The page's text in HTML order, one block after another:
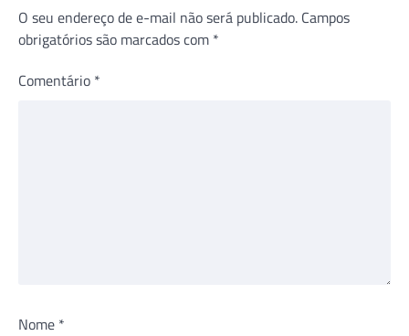
O seu endereço de e-mail não será publicado. Campos
obrigatórios são marcados com *
Comentário *
Nome *